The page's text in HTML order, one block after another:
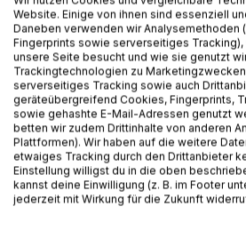
BESCHREIBUNG
Der Jugend-Fußball in den 1960er
heutigen Zeit kaum zu vergleichen.
war er auf Kreisebene organisiert.
Website. Einige von ihnen sind essenziell
Daneben verwenden wir Analysemethoden
Fingerprints sowie serverseitiges
unsere Seite besucht und wie sie genutzt
Trackingtechnologien zu
serverseitiges Tracking sowie auch
geräteübergreifend Cookies, Fingerprints,
sowie gehashte E-Mail-Adressen genutzt
betten wir zudem Drittinhalte von anderen
Plattformen). Wir haben auf die weitere
etwaiges Tracking durch den Drittanbieter
Einstellung willigst du in die oben
kannst deine Einwilligung (z. B. im Footer
jederzeit mit Wirkung für die Zukunft